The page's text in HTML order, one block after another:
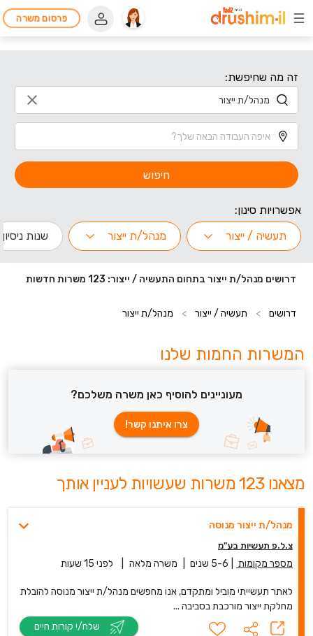
פרסום משרה
זה מה שחיפשת:
חיפוש
אפשרויות סינון:
תעשיה / ייצור
מנהל/ת ייצור שנות ניסיון
דרושים מנהל/ת ייצור בתחום התעשיה / ייצור: 123 משרות חדשות
דרושים > תעשיה / ייצור > מנהל/ת ייצור
המשרות החמות שלנו
מעוניינים להוסיף כאן משרה משלכם?
צרו איתנו קשר!
מצאנו 123 משרות שעשויות לעניין אותך
מנהל/ת ייצור מנוסה
צ.ל.פ תעשיות בע"מ
מספר מקומות 5-6 שנים משרה מלאה לפני 15 שעות
לאתר תעשייתי מוביל ומתקדם, אנו מחפשים מנהל/ת ייצור מנוסה להובלת
מחלקת ייצור מורכבת בסביבה ...